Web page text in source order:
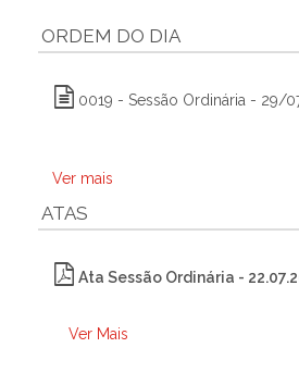
ORDEM DO DIA
0019 - Sessão Ordinária - 29/
Ver mais
ATAS
Ata Sessão Ordinária -
Ver Mais